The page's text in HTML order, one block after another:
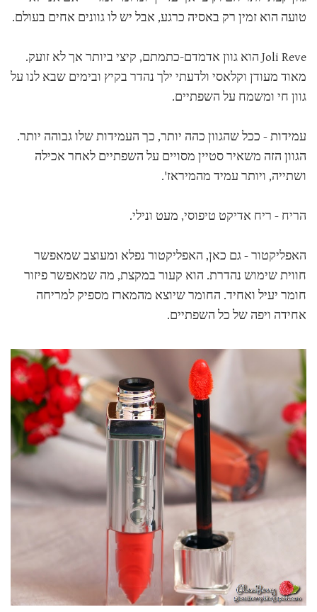
טועה הוא זמין רק באסיה כרגע, אבל יש לו גוונים אחים בעולם.
Joli Reve הוא גוון אדמדם-כתמתם, קיצי ביותר אך לא זועק.
מאוד מעודן וקלאסי ולדעתי ילך נהדר בקיץ ובימים שבא לנו על
גוון חי ומשמח על השפתיים.
עמידות - ככל שהגוון כהה יותר, כך העמידות שלו גבוהה יותר.
הגוון הזה משאיר סטיין מסויים על השפתיים לאחר אכילה
ושתייה, ויותר עמיד מהמיראז'.
הריח - ריח אדיקט טיפוסי, מעט ונילי.
האפליקטור - גם כאן, האפליקטור נפלא ומעוצב שמאפשר
חווית שימוש נהדרת. הוא קעור במקצת, מה שמאפשר פיזור
חומר יעיל ואחיד. החומר שיוצא מהמארז מספיק למריחה
אחידה ויפה של כל השפתיים.